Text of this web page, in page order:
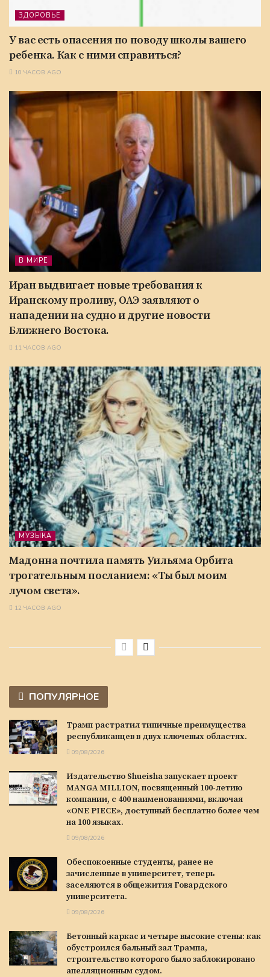
ЗДОРОВЬЕ
У вас есть опасения по поводу школы вашего
ребенка. Как с ними справиться?
10 ЧАСОВ AGO
В МИРЕ
Иран выдвигает новые требования к
Иранскому проливу, ОАЭ заявляют о
нападении на судно и другие новости
Ближнего Востока.
11 ЧАСОВ AGO
МУЗЫКА
Мадонна почтила память Уильяма Орбита
трогательным посланием: «Ты был моим
лучом света».
12 ЧАСОВ AGO
ПОПУЛЯРНОЕ
Трамп растратил типичные преимущества
республиканцев в двух ключевых областях.
09/08/2026
Издательство Shueisha запускает проект
MANGA MILLION, посвященный 100-летию
компании, с 400 наименованиями, включая
«ONE PIECE», доступный бесплатно более чем
на 100 языках.
09/08/2026
Обеспокоенные студенты, ранее не
зачисленные в университет, теперь
заселяются в общежития Говардского
университета.
09/08/2026
Бетонный каркас и четыре высокие стены: как
обустроился бальный зал Трампа,
строительство которого было заблокировано
апелляционным судом.